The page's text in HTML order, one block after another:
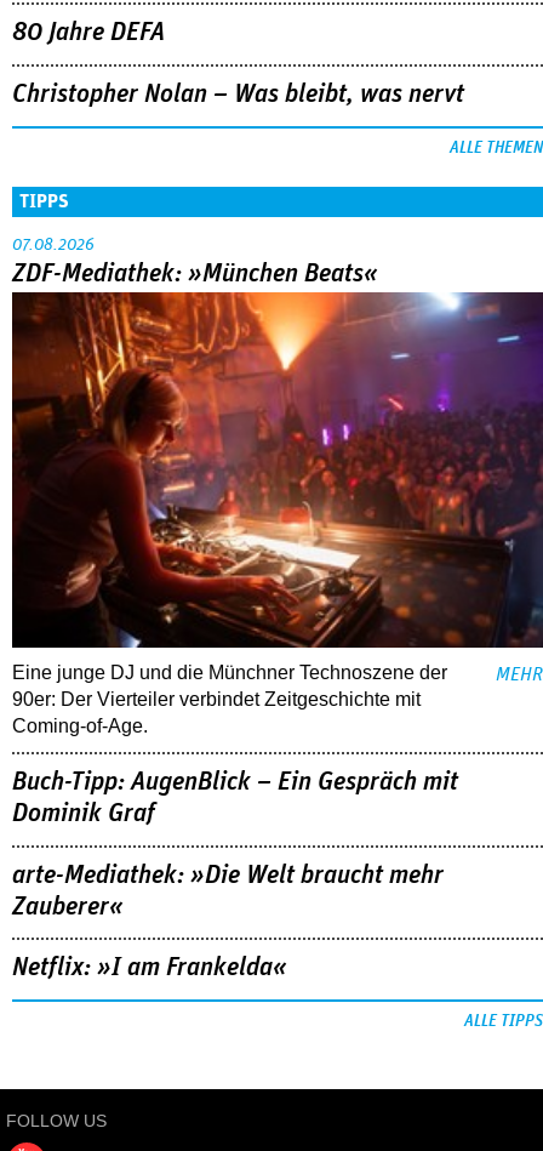
80 Jahre DEFA
Christopher Nolan – Was bleibt, was nervt
ALLE THEMEN
TIPPS
07.08.2026
ZDF-Mediathek: »München Beats«
Eine junge DJ und die Münchner Technoszene der
90er: Der Vierteiler verbindet Zeitgeschichte mit
Coming-of-Age.
MEHR
Buch-Tipp: AugenBlick – Ein Gespräch mit
Dominik Graf
arte-Mediathek: »Die Welt braucht mehr
Zauberer«
Netflix: »I am Frankelda«
ALLE TIPPS
FOLLOW US